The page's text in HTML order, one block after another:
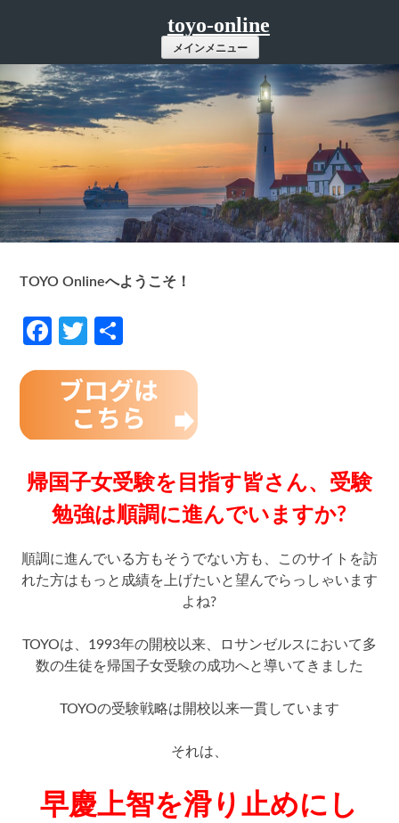
ツ
へ
ス
キ
ッ
プ
toyo-online
メインメニュー
TOYO Onlineへようこそ！
Facebook
Twitter
帰国子女受験を目指す皆さん、受験
勉強は順調に進んでいますか?
順調に進んでいる方もそうでない方も、このサイトを訪
れた方はもっと成績を上げたいと望んでらっしゃいます
よね?
TOYOは、1993年の開校以来、ロサンゼルスにおいて多
数の生徒を帰国子女受験の成功へと導いてきました
TOYOの受験戦略は開校以来一貫しています
それは、
早慶上智を滑り止めにし